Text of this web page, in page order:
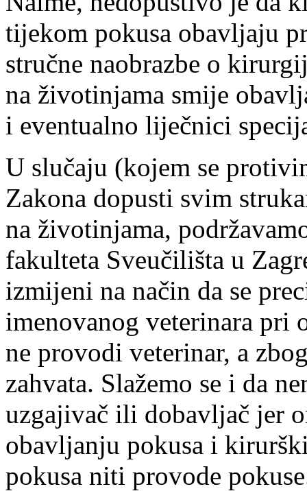
tijekom pokusa obavljaju
stručne naobrazbe o
na životinjama smije
i eventualno liječnici
U slučaju (kojem se
Zakona dopusti svim
na životinjama,
fakulteta Sveučilišta u
izmijeni na način da se
imenovanog veterinara
ne provodi veterinar, a
zahvata. Slažemo se i da
uzgajivač ili dobavljač jer
obavljanju pokusa i
pokusa niti provode